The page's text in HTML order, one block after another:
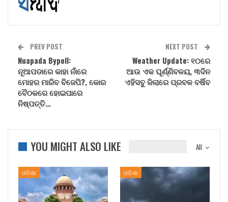
PREV POST
Nuapada Bypoll:
ନୂଆପଡାରେ କାହା ନାଁରେ
ମୋହର ମାରିବ ବିଜେପି?, କୋର
ବୈଠକରେ ହୋଇପାରେ
ନିଷ୍ପତ୍ତି…
NEXT POST
Weather Update: ୧୦ରେ
ଆଉ ଏକ ଘୂର୍ଣ୍ଣିବଳୟ, ୩ଦିନ
ଏହିସବୁ ଜିଲାରେ ପ୍ରବଳ ବର୍ଷିବ
All
YOU MIGHT ALSO LIKE
ଓଡିଶା ଓଡିଶା